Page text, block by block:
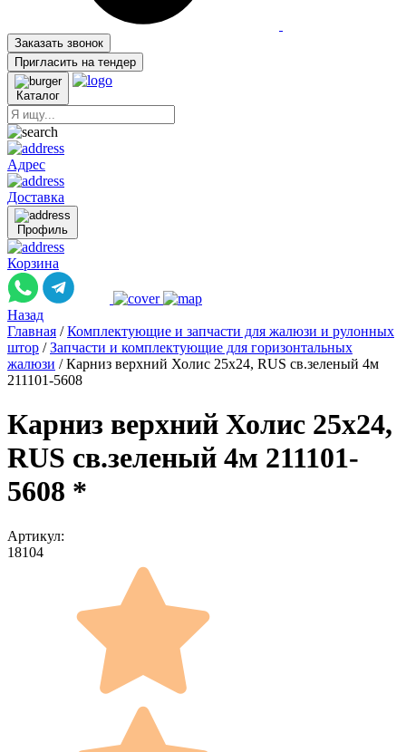
Заказать звонок
Пригласить на тендер
Каталог
Адрес
Доставка
Профиль
Корзина
Назад
Главная / Комплектующие и запчасти для жалюзи и рулонных
штор / Запчасти и комплектующие для горизонтальных
жалюзи / Карниз верхний Холис 25х24, RUS св.зеленый 4м
211101-5608
Карниз верхний Холис 25х24,
RUS св.зеленый 4м 211101-
5608 *
Артикул:
18104